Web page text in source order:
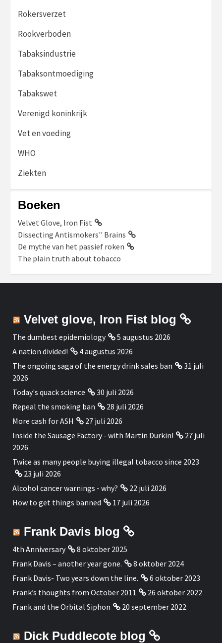
Rokersverzet
Rookverboden
Tabaksindustrie
Tabaksontmoediging
Tabakswet
Verenigd koninkrijk
Vet en voeding
WHO
Ziekten
Boeken
Velvet Glove, Iron Fist
Dissecting Antismokers'' Brains
De mythe van het passief roken
The plain truth about tobacco
Velvet glove, Iron Fist blog
The dumbest epidemiology
5 augustus 2026
A nation divided!
4 augustus 2026
The ongoing saga of the energy drink sales ban
31 juli
2026
Today's quack science
30 juli 2026
Repeal the smoking ban
28 juli 2026
More cash for ASH
27 juli 2026
Inside the Sausage Factory - with Martin Durkin!
27 juli
2026
Twice as many people buying illegal tobacco since 2023
23 juli 2026
Alcohol cancer warnings - why?
22 juli 2026
How to get things banned
17 juli 2026
Frank Davis blog
4th Anniversary
8 oktober 2025
Frank Davis – another year gone.
8 oktober 2024
Frank Davis- Two years down the line.
6 oktober 2023
Frank’s thoughts from October 2011
26 oktober 2022
Frank and the Orbital Siphon
20 september 2022
Dick Puddlecote blog